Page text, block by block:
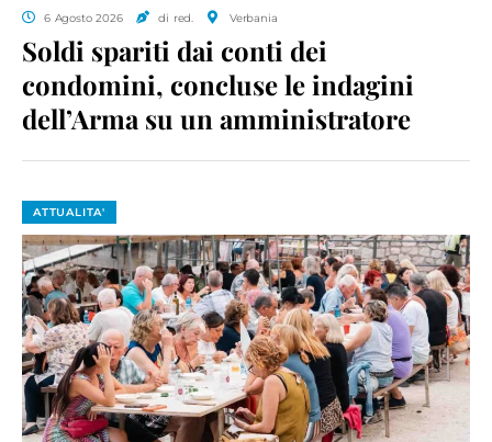
6 Agosto 2026 di red. Verbania
Soldi spariti dai conti dei
condomini, concluse le indagini
dell’Arma su un amministratore
ATTUALITA'